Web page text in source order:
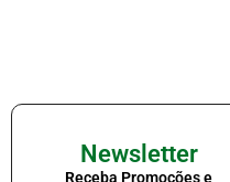
Newsletter
Receba Promoções e